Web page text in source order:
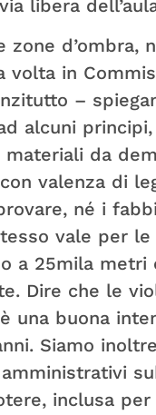
libera
zone
volta in
–
alcuni
da
valenza di
né i
vale per
a 25mila
Dire che le
una buona
Siamo
inclusa